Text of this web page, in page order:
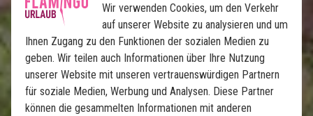
5 Übernachtungen in den Lamai Safari
Lodges mit Vollpension
5 Übernachtungen auf Sansibar auf 4-
Sternigem Hotel
Game Drives im privaten "Big Five"-Gebiet
von Lamai Safari
Picknick und Game Drive am Oliphant River
Wir verwenden Cookies, um den Verkehr
auf unserer Website zu analysieren und um
Ihnen Zugang zu den Funktionen der sozialen Medien zu
geben. Wir teilen auch Informationen über Ihre Nutzung
unserer Website mit unseren vertrauenswürdigen Partnern
für soziale Medien, Werbung und Analysen. Diese Partner
können die gesammelten Informationen mit anderen